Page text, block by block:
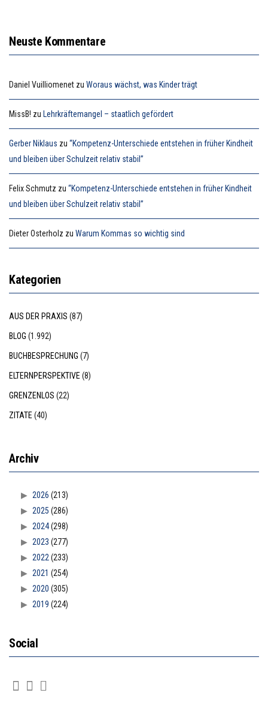
Neuste Kommentare
Daniel Vuilliomenet zu Woraus wächst, was Kinder trägt
MissB! zu Lehrkräftemangel – staatlich gefördert
Gerber Niklaus zu “Kompetenz-Unterschiede entstehen in früher Kindheit
und bleiben über Schulzeit relativ stabil”
Felix Schmutz zu “Kompetenz-Unterschiede entstehen in früher Kindheit
und bleiben über Schulzeit relativ stabil”
Dieter Osterholz zu Warum Kommas so wichtig sind
Kategorien
AUS DER PRAXIS (87)
BLOG (1.992)
BUCHBESPRECHUNG (7)
ELTERNPERSPEKTIVE (8)
GRENZENLOS (22)
ZITATE (40)
Archiv
2026 (213)
2025 (286)
2024(298)
2023 (277)
2022 (233)
2021 (254)
2020 (305)
2019 (224)
Social